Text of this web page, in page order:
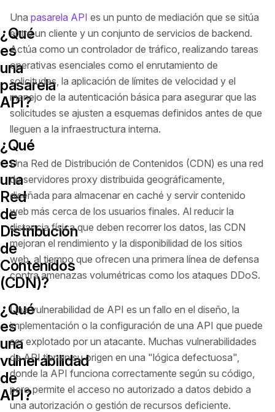
¿Qué
es
una
pasarela
API?
Una pasarela API es un punto de mediación que se sitúa
entre un cliente y un conjunto de servicios de backend.
Actúa como un controlador de tráfico, realizando tareas
operativas esenciales como el enrutamiento de
solicitudes, la aplicación de límites de velocidad y el
manejo de la autenticación básica para asegurar que las
solicitudes se ajusten a esquemas definidos antes de que
lleguen a la infraestructura interna.
¿Qué
es
una
Red
de
Distribución
de
Contenidos
(CDN)?
Una Red de Distribución de Contenidos (CDN) es una red
de servidores proxy distribuida geográficamente,
diseñada para almacenar en caché y servir contenido
web más cerca de los usuarios finales. Al reducir la
distancia física que deben recorrer los datos, las CDN
mejoran el rendimiento y la disponibilidad de los sitios
web, al tiempo que ofrecen una primera línea de defensa
contra amenazas volumétricas como los ataques DDoS.
¿Qué
es
una
vulnerabilidad
de
API?
Una vulnerabilidad de API es un fallo en el diseño, la
implementación o la configuración de una API que puede
ser explotado por un atacante. Muchas vulnerabilidades
de API tienen su origen en una "lógica defectuosa",
donde la API funciona correctamente según su código,
pero permite el acceso no autorizado a datos debido a
una autorización o gestión de recursos deficiente.